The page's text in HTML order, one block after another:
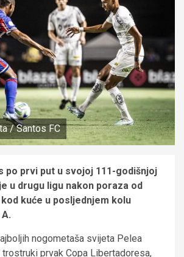
/ Santos FC
po prvi put u svojoj 111-godišnjoj
u drugu ligu nakon poraza od
kuće u posljednjem kolu
nogometaša svijeta Pelea
prvak Copa Libertadoresa,